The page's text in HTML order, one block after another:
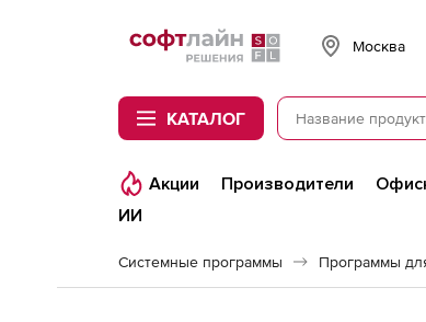
Softline
Москва
КАТАЛОГ
Акции Производители
ИИ
Системные программы Программы